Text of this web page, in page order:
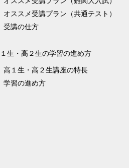
オススメ受講プラン（共通テスト）
受講の仕方
生・高２生の学習の進め方
高１生・高２生講座の特長
学習の進め方